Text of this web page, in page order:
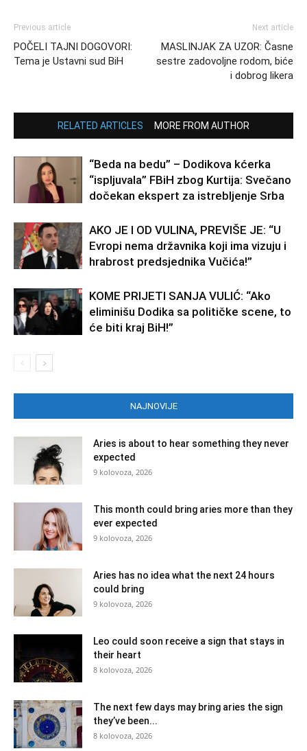
Previous article
POČELI TAJNI DOGOVORI:
Tema je Ustavni sud BiH
Next article
MASLINJAK ZA UZOR: Časne
sestre zadovoljne rodom, biće
i dobrog likera
RELATED ARTICLES MORE FROM AUTHOR
“Beda na bedu” – Dodikova kćerka
“ispljuvala” FBiH zbog Kurtija: Svečano
dočekan ekspert za istrebljenje Srba
AKO JE I OD VULINA, PREVIŠE JE: “U
Evropi nema državnika koji ima vizuju i
hrabrost predsjednika Vučića!”
KOME PRIJETI SANJA VULIĆ: “Ako
eliminišu Dodika sa političke scene, to
će biti kraj BiH!”
NAJNOVIJE
Aries is about to hear something they never
expected
9 kolovoza, 2026
This month could bring aries more than they
ever expected
9 kolovoza, 2026
Aries has no idea what the next 24 hours
could bring
9 kolovoza, 2026
Leo could soon receive a sign that stays in
their heart
8 kolovoza, 2026
The next few days may bring aries the sign
they’ve been...
8 kolovoza, 2026